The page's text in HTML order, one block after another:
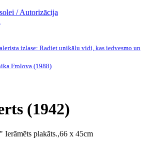
/ Autorizācija
izlase: Radiet unikālu vidi, kas iedvesmo un
Frolova (1988)
(1942)
Ierāmēts plakāts.,66 x 45cm